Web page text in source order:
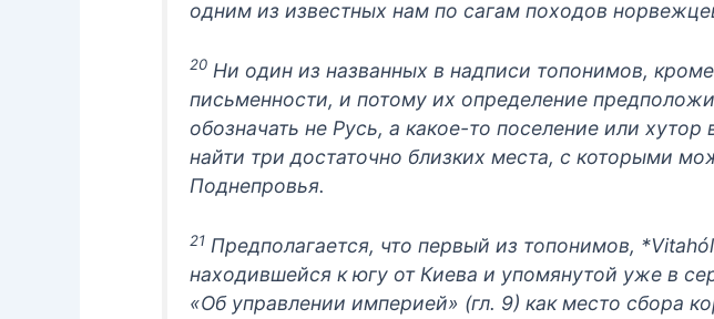
одним из известных нам по сагам походов
20 Ни один из названных в надписи топонимов,
письменности, и потому их определение
обозначать не Русь, а какое-то поселение или
найти три достаточно близких места, с которыми
Поднепровья.
21 Предполагается, что первый из топонимов,
находившейся к югу от Киева и упомянутой уже в
«Об управлении империей» (гл. 9) как место сбора